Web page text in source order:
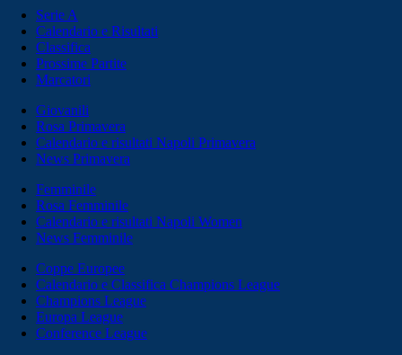
Serie A
Calendario e Risultati
Classifica
Prossime Partite
Marcatori
Giovanili
Rosa Primavera
Calendario e risultati Napoli Primavera
News Primavera
Femminile
Rosa Femminile
Calendario e risultati Napoli Women
News Femminile
Coppe Europee
Calendario e Classifica Champions League
Champions League
Europa League
Conference League